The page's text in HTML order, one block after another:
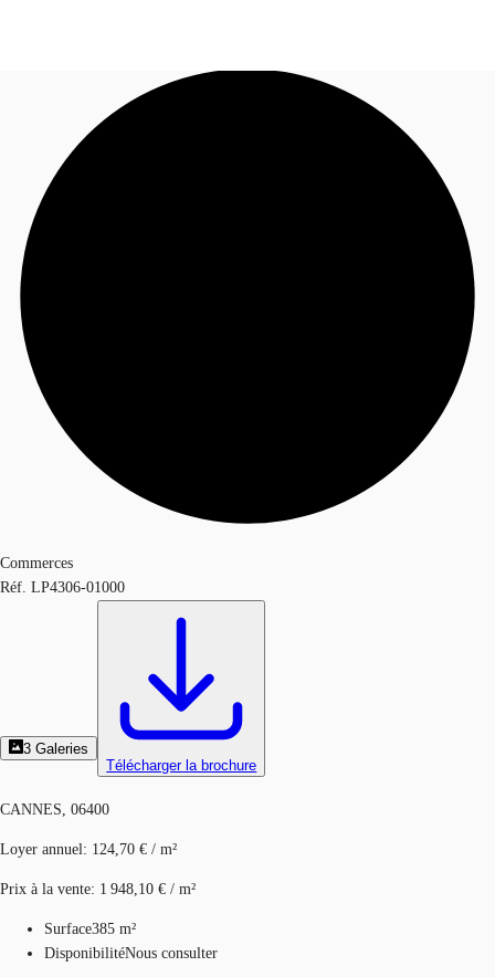
Blog
Données marchés
Appelez maintenant
Commerces
Réf. LP4306-01000
3 Galeries
Télécharger la brochure
CANNES, 06400
Loyer annuel : 124,70 € / m²
Prix à la vente: 1 948,10 € / m²
Surface385 m²
DisponibilitéNous consulter